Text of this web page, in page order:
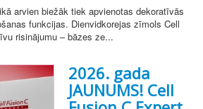
arvien biežāk tiek apvienotas dekoratīvās
funkcijas. Dienvidkorejas zīmols Cell
risinājumu – bāzes ze...
2026. gada
JAUNUMS! Cell